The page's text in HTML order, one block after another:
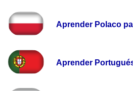
Aprender Polaco
Aprender